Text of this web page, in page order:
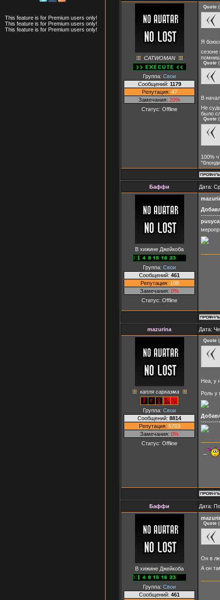
This feature is for Premium users only!
This feature is for Premium users only!
This feature is for Premium users only!
CATWOMAN
Группа: Свои
Сообщений: 1179
Репутация: 47
Замечания: 20%
Статус: Offline
Quote (
Я
сезоне
Quote (
В
Не
было
Quote (
100%
Баффи Дата:
В хижине Джейкоба
Группа: Свои
Сообщений: 461
Репутация: 108
Замечания: 0%
Статус: Offline
mazurina Дата:
капля сарказма
Группа: Свои
Сообщений: 8814
Репутация: 5703
Замечания: 0%
Статус: Offline
Quote (
Неа, у
Роль у
Баффи Дата:
В хижине Джейкоба
Группа: Свои
Сообщений: 461
Quote (
Он в
А он